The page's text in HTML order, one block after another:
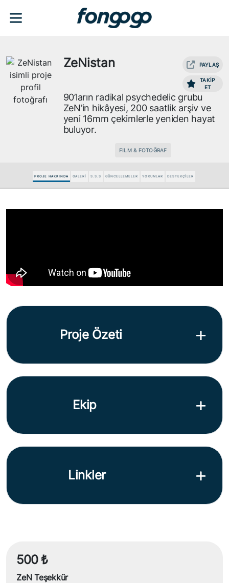
ZeNistan PAYLAŞ
TAKİP
ET
90’ların radikal psychedelic grubu
ZeN’in hikâyesi, 200 saatlik arşiv ve
yeni 16mm çekimlerle yeniden hayat
buluyor.
FILM & FOTOĞRAF
PROJE HAKKINDA GALERİ S.S.S GÜNCELLEMELER YORUMLAR DESTEKÇİLER
Proje Özeti
Ekip
Linkler
500 ₺
ZeN Teşekkür